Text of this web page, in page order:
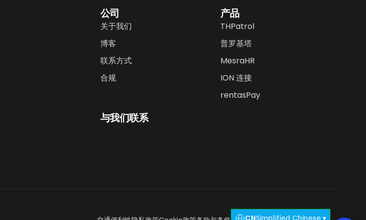
公司
关于我们
博客
联系方式
合规
产品
THPatrol
普罗基塔
MesraHR
ION 连接
rentasPay
与我们联系
CNSimplified Chinese ▾